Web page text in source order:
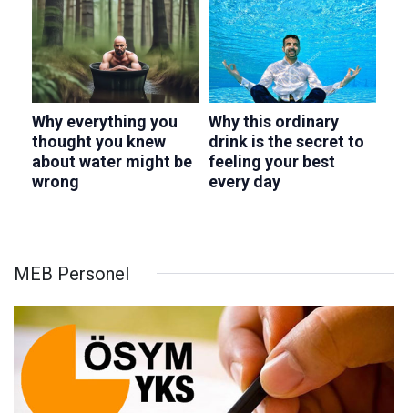
MEB Personel